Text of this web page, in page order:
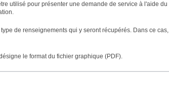
utilisé pour présenter une demande de service à l'aide du
de renseignements qui y seront récupérés. Dans ce cas,
le format du fichier graphique (PDF).